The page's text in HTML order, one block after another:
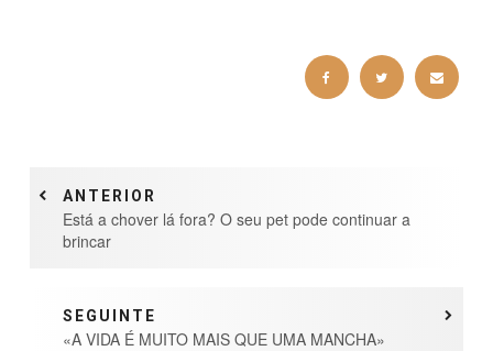
ANTERIOR
Está a chover lá fora? O seu pet pode continuar a
brincar
SEGUINTE
«A VIDA É MUITO MAIS QUE UMA MANCHA»